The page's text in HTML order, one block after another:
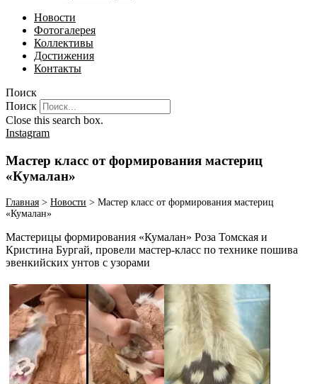
Новости
Фотогалерея
Коллективы
Достижения
Контакты
Поиск
Поиск
Close this search box.
Instagram
Мастер класс от формирования мастериц
«Кумалан»
Главная > Новости > Мастер класс от формирования мастериц
«Кумалан»
Мастерицы формирования «Кумалан» Роза Томская и
Кристина Бургай, провели мастер-класс по технике пошива
эвенкийских унтов с узорами